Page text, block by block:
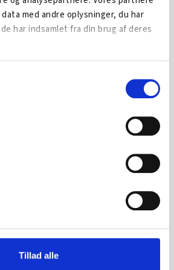
med andre oplysninger, du har
har indsamlet fra din brug af deres
Tillad alle